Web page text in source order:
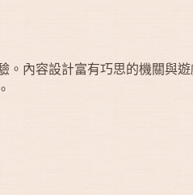
內容設計富有巧思的機關與